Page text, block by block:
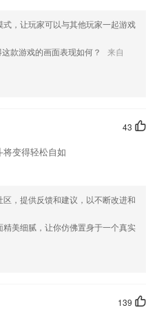
型的证件照，都可以满足大家。
乘法；交换乘数的位置；乘加、
平，使你面对考试不紧张。
，定时关闭、学习闹钟、学习记录
以进行考勤查询等等服务。
官等不同内容的习题，适合不同级
绘本借回家，还可以借助线上的绘
词，学英语；相比传统的阅读方
式，让玩家可以与其他玩家一起游戏
款游戏的画面表现如何？
来自
43
变得轻松自如
区，提供反馈和建议，以不断改进和
精美细腻，让你仿佛置身于一个真实
139